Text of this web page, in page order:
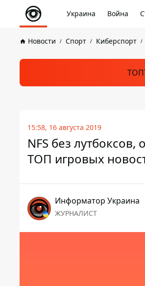
Украина Война
Новости Спорт Киберспорт
15:58, 16 августа 2019
NFS без лутбоксов,
ТОП игровых
Информатор Украина
ЖУРНАЛИСТ